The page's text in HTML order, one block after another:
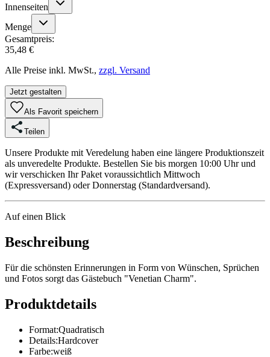
Innenseiten
Menge
Gesamtpreis:
35,48 €
Alle Preise inkl. MwSt., zzgl. Versand
Jetzt gestalten
Als Favorit speichern
Teilen
Unsere Produkte mit Veredelung haben eine längere Produktionszeit
als unveredelte Produkte. Bestellen Sie bis morgen 10:00 Uhr und
wir verschicken Ihr Paket voraussichtlich Mittwoch
(Expressversand) oder Donnerstag (Standardversand).
Auf einen Blick
Beschreibung
Für die schönsten Erinnerungen in Form von Wünschen, Sprüchen
und Fotos sorgt das Gästebuch "Venetian Charm".
Produktdetails
Format:Quadratisch
Details:Hardcover
Farbe:weiß